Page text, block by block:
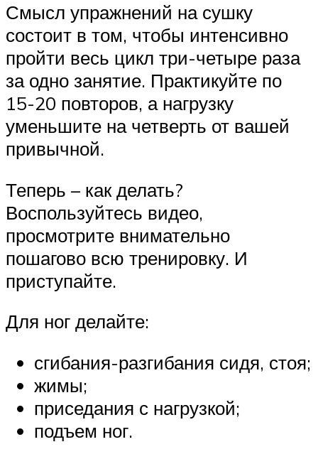
Смысл упражнений на сушку
состоит в том, чтобы интенсивно
пройти весь цикл три-четыре раза
за одно занятие. Практикуйте по
15-20 повторов, а нагрузку
уменьшите на четверть от вашей
привычной.
Теперь – как делать?
Воспользуйтесь видео,
просмотрите внимательно
пошагово всю тренировку. И
приступайте.
Для ног делайте:
сгибания-разгибания сидя, стоя;
жимы;
приседания с нагрузкой;
подъем ног.